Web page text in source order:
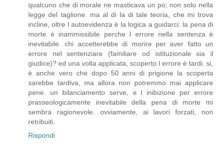
qualcuno che di morale ne masticava un po; non solo nella
legge del taglione. ma al di la di tale teoria, che mi trova
incline, oltre l autoevidenza è la logica a guidarci: la pena di
morte è inammissibile perche l errore nella sentenza è
inevitabile. chi accetterebbe di morire per aver fatto un
errore nel sentenziare (familiare od istituzionale sia il
giudice)? ed una volta applicata, scoperto l errore è tardi. si,
è anche vero che dopo 50 anni di prigione la scoperta
sarebbe tardiva, ma allora non potremmo mai applicare
pene. un bilanciamento serve, e l inibizione per errore
prasseologicamente inevitabile della pena di morte mi
sembra ragionevole. ovviamente, ai lavori forzati, non
retribuiti.
Rispondi